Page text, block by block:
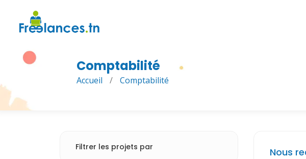
Comptabilité
Accueil / Comptabilité
Filtrer les projets par